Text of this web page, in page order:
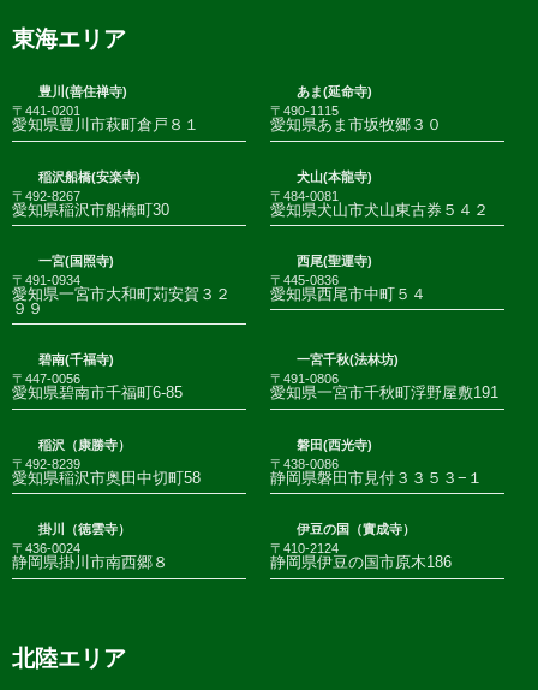
東海エリア
豊川(善住禅寺)
〒441-0201
愛知県豊川市萩町倉戸８１
あま(延命寺)
〒490-1115
愛知県あま市坂牧郷３０
稲沢船橋(安楽寺)
〒492-8267
愛知県稲沢市船橋町30
犬山(本龍寺)
〒484-0081
愛知県犬山市犬山東古券５４２
一宮(国照寺)
〒491-0934
愛知県一宮市大和町苅安賀３２
９９
西尾(聖運寺)
〒445-0836
愛知県西尾市中町５４
碧南(千福寺)
〒447-0056
愛知県碧南市千福町6-85
一宮千秋(法林坊)
〒491-0806
愛知県一宮市千秋町浮野屋敷191
稲沢（康勝寺）
〒492-8239
愛知県稲沢市奥田中切町58
磐田(西光寺)
〒438-0086
静岡県磐田市見付３３５３−１
掛川（徳雲寺）
〒436-0024
静岡県掛川市南西郷８
伊豆の国（實成寺）
〒410-2124
静岡県伊豆の国市原木186
北陸エリア